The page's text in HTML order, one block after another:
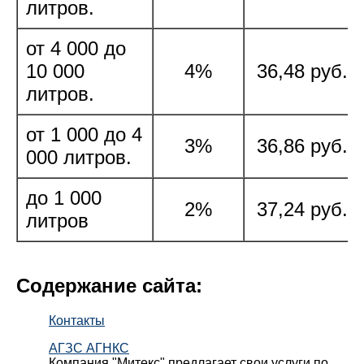
литров.
от 4 000 до
10 000
литров.
4% 36,48 руб./
от 1 000 до 4
000 литров.
3% 36,86 руб./
до 1 000
литров
2% 37,24 руб./
Содержание сайта:
Контакты
АГЗС АГНКС